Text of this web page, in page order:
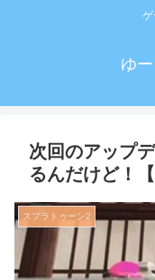
ゲ
ゆ
次回のアップ
るんだけど！
スプラトゥーン2